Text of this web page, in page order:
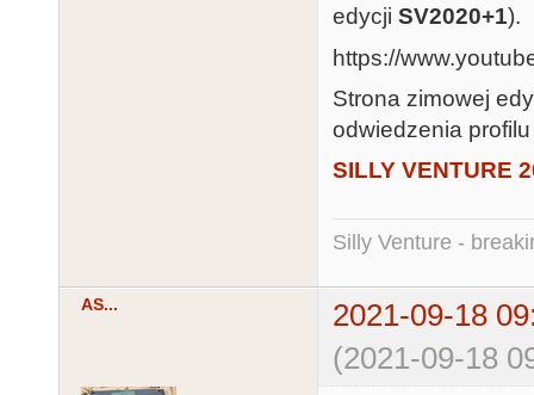
edycji SV2020+1).
https://
Strona zimowej
odwiedzenia
SILLY VENTURE
Silly Venture -
AS...
2021-09-18
(2021-09-18